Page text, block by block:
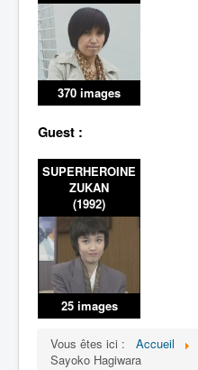
370 images
Guest :
SUPERHEROINE
ZUKAN
(1992)
25 images
Vous êtes ici : Accueil
Sayoko Hagiwara